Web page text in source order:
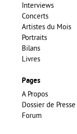
Interviews
Concerts
Artistes du Mois
Portraits
Bilans
Livres
Pages
A Propos
Dossier de Presse
Forum